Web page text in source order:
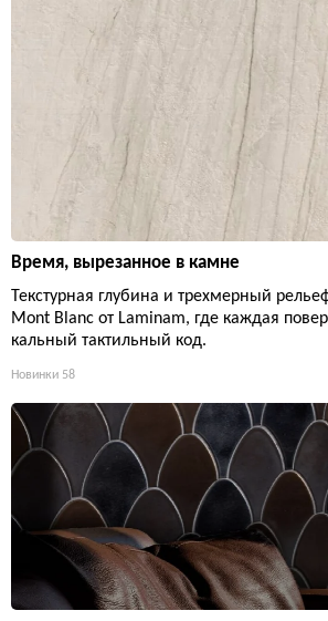
Время, вырезанное в камне
Текстурная глубина и трехмерный
Mont Blanc от Laminam, где каждая
кальный тактильный код.
Новинки 58